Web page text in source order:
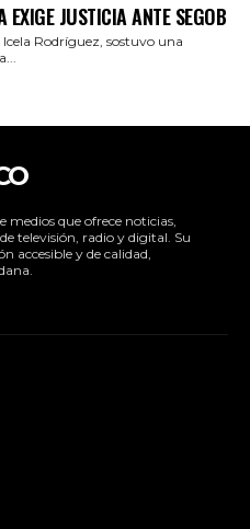
EXIGE JUSTICIA ANTE SEGOB
Rodríguez, sostuvo una
medios que ofrece noticias,
televisión, radio y digital. Su
accesible y de calidad,